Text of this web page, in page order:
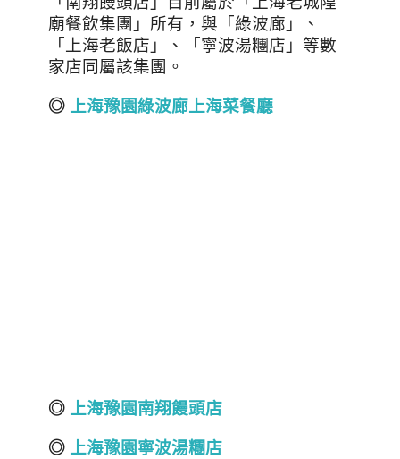
廟餐飲集團」所有，與「綠波廊」、
「上海老飯店」、「寧波湯糰店」等數
家店同屬該集團。
◎ 上海豫園綠波廊上海菜餐廳
◎ 上海豫園南翔饅頭店
◎ 上海豫園寧波湯糰店